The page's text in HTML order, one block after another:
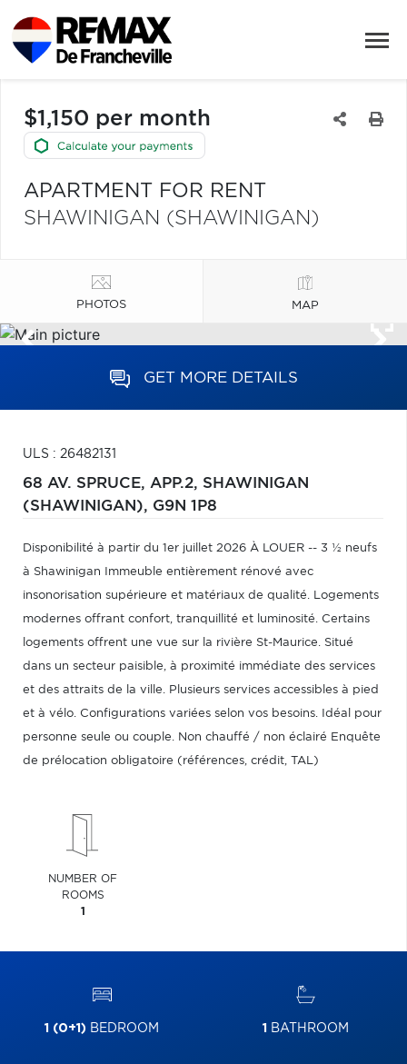
$1,150 per month
APARTMENT FOR RENT
SHAWINIGAN (SHAWINIGAN)
PHOTOS MAP
GET MORE DETAILS
ULS : 26482131
68 AV. SPRUCE, APP.2, SHAWINIGAN
(SHAWINIGAN), G9N 1P8
Disponibilité à partir du 1er juillet 2026 À LOUER -- 3 ½ neufs
à Shawinigan Immeuble entièrement rénové avec
insonorisation supérieure et matériaux de qualité. Logements
modernes offrant confort, tranquillité et luminosité. Certains
logements offrent une vue sur la rivière St-Maurice. Situé
dans un secteur paisible, à proximité immédiate des services
et des attraits de la ville. Plusieurs services accessibles à pied
et à vélo. Configurations variées selon vos besoins. Idéal pour
personne seule ou couple. Non chauffé / non éclairé Enquête
de prélocation obligatoire (références, crédit, TAL)
NUMBER OF
ROOMS
1
1 (0+1) BEDROOM 1 BATHROOM